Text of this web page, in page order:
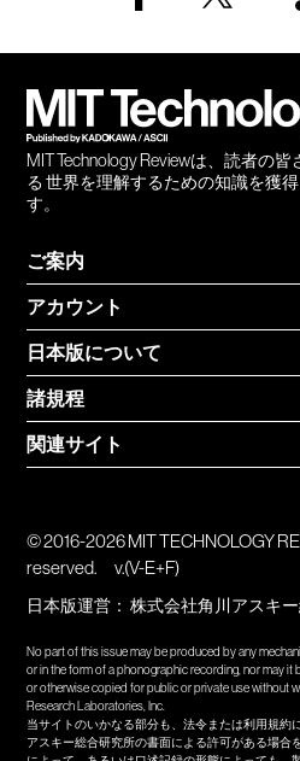
MIT Technology Reviewは、読者の
る 世界を理解するための知識を獲
す。
ご案内
アカウント
日本版について
諸規程
関連サイト
© 2016-2026 MIT TECHNOLOGY
reserved.
v.(V-E+F)
日本版運営：株式会社角川アスキ
No part of this issue may be produced by any
or in the form of a phonographic recording, nor may it
or otherwise copied for public or private use without
Research Laboratories, Inc.
当サイトのいかなる部分も、法令または利用規約
アスキー総合研究所の書面による許可がある場合